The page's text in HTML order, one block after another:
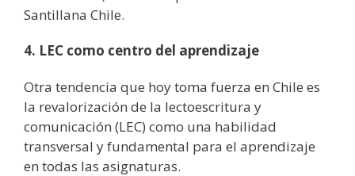
Santillana Chile.
4. LEC como centro del aprendizaje
Otra tendencia que hoy toma fuerza en Chile es
la revalorización de la lectoescritura y
comunicación (LEC) como una habilidad
transversal y fundamental para el aprendizaje
en todas las asignaturas.